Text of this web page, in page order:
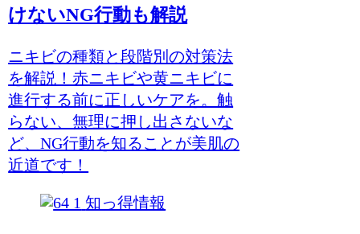
けないNG行動も解説
ニキビの種類と段階別の対策法
を解説！赤ニキビや黄ニキビに
進行する前に正しいケアを。触
らない、無理に押し出さないな
ど、NG行動を知ることが美肌の
近道です！
知っ得情報